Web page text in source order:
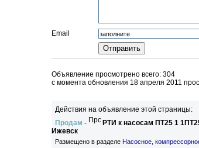
Email
Объявление просмотрено всего: 304
c момента обновления 18 апреля 2011
Действия на объявление этой страницы:
Продам -
РТИ к насосам ПТ25 1
Ижевск
Размещено в разделе Насосное,